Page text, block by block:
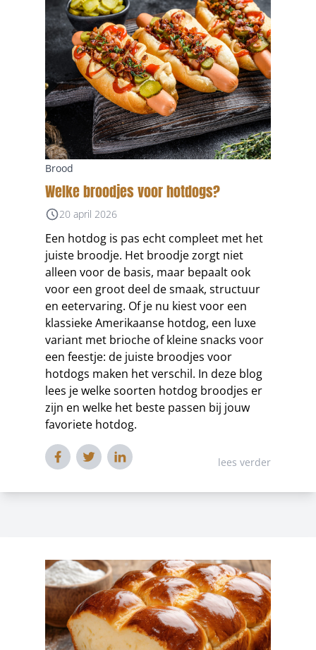
Brood
Welke broodjes voor hotdogs?
20 april 2026
Een hotdog is pas echt compleet met het
juiste broodje. Het broodje zorgt niet
alleen voor de basis, maar bepaalt ook
voor een groot deel de smaak, structuur
en eetervaring. Of je nu kiest voor een
klassieke Amerikaanse hotdog, een luxe
variant met brioche of kleine snacks voor
een feestje: de juiste broodjes voor
hotdogs maken het verschil. In deze blog
lees je welke soorten hotdog broodjes er
zijn en welke het beste passen bij jouw
favoriete hotdog.
lees verder